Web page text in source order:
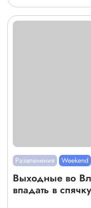
Развлечения Weekend
Выходные во
впадать в